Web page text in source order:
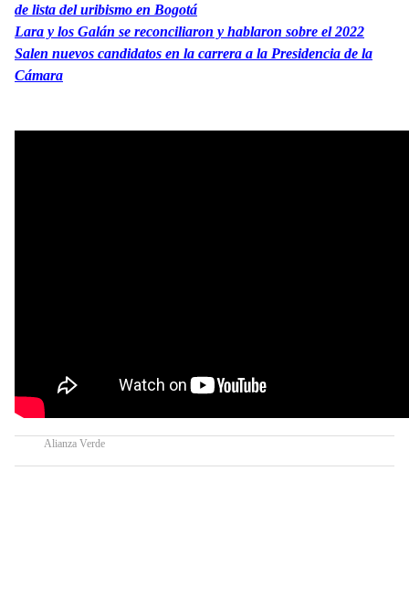
de lista del uribismo en Bogotá
Lara y los Galán se reconciliaron y hablaron sobre el 2022
Salen nuevos candidatos en la carrera a la Presidencia de la
Cámara
Alianza Verde